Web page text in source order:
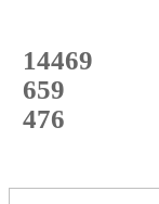
14469
с начала года
659
с начала месяца
476
с начала недели